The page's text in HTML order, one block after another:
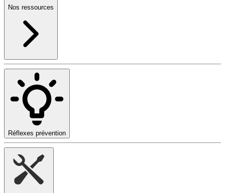
Nos ressources
Réflexes prévention